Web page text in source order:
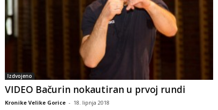
Izdvojeno
VIDEO Bačurin nokautiran u prvoj rundi
Kronike Velike Gorice - 18. lipnja 2018